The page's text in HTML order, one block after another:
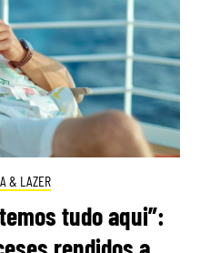
& LAZER
tudo aqui”: